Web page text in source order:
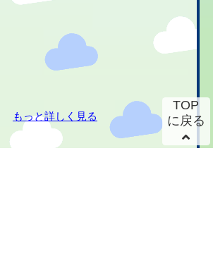
もっと詳しく見る
TOP
に戻る